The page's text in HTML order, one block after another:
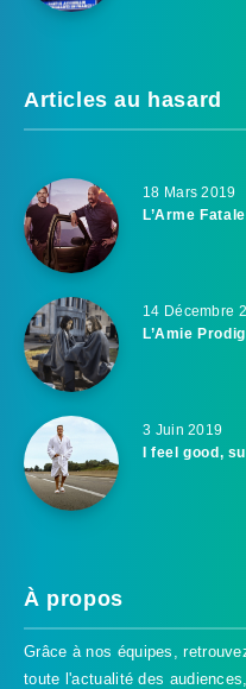
Articles au hasard
18 Mars 2019
L’Arme
14 Décembre
L’Amie
3 Juin 2019
I feel good,
À propos
Grâce à nos équipes,
toute l'actualité des